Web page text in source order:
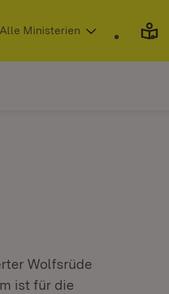
in neuem Fenster)
Alle Ministerien
Wolfsrüde
ist für die